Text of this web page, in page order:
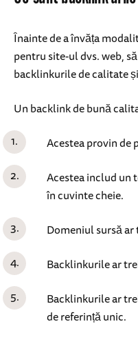
Înainte de a învăța
pentru site-ul dvs. web,
backlinkurile de calitate
Un backlink de bună
Acestea provin de
Acestea includ un
în cuvinte cheie.
Domeniul sursă ar
Backlinkurile ar
Backlinkurile ar
de referință unic.